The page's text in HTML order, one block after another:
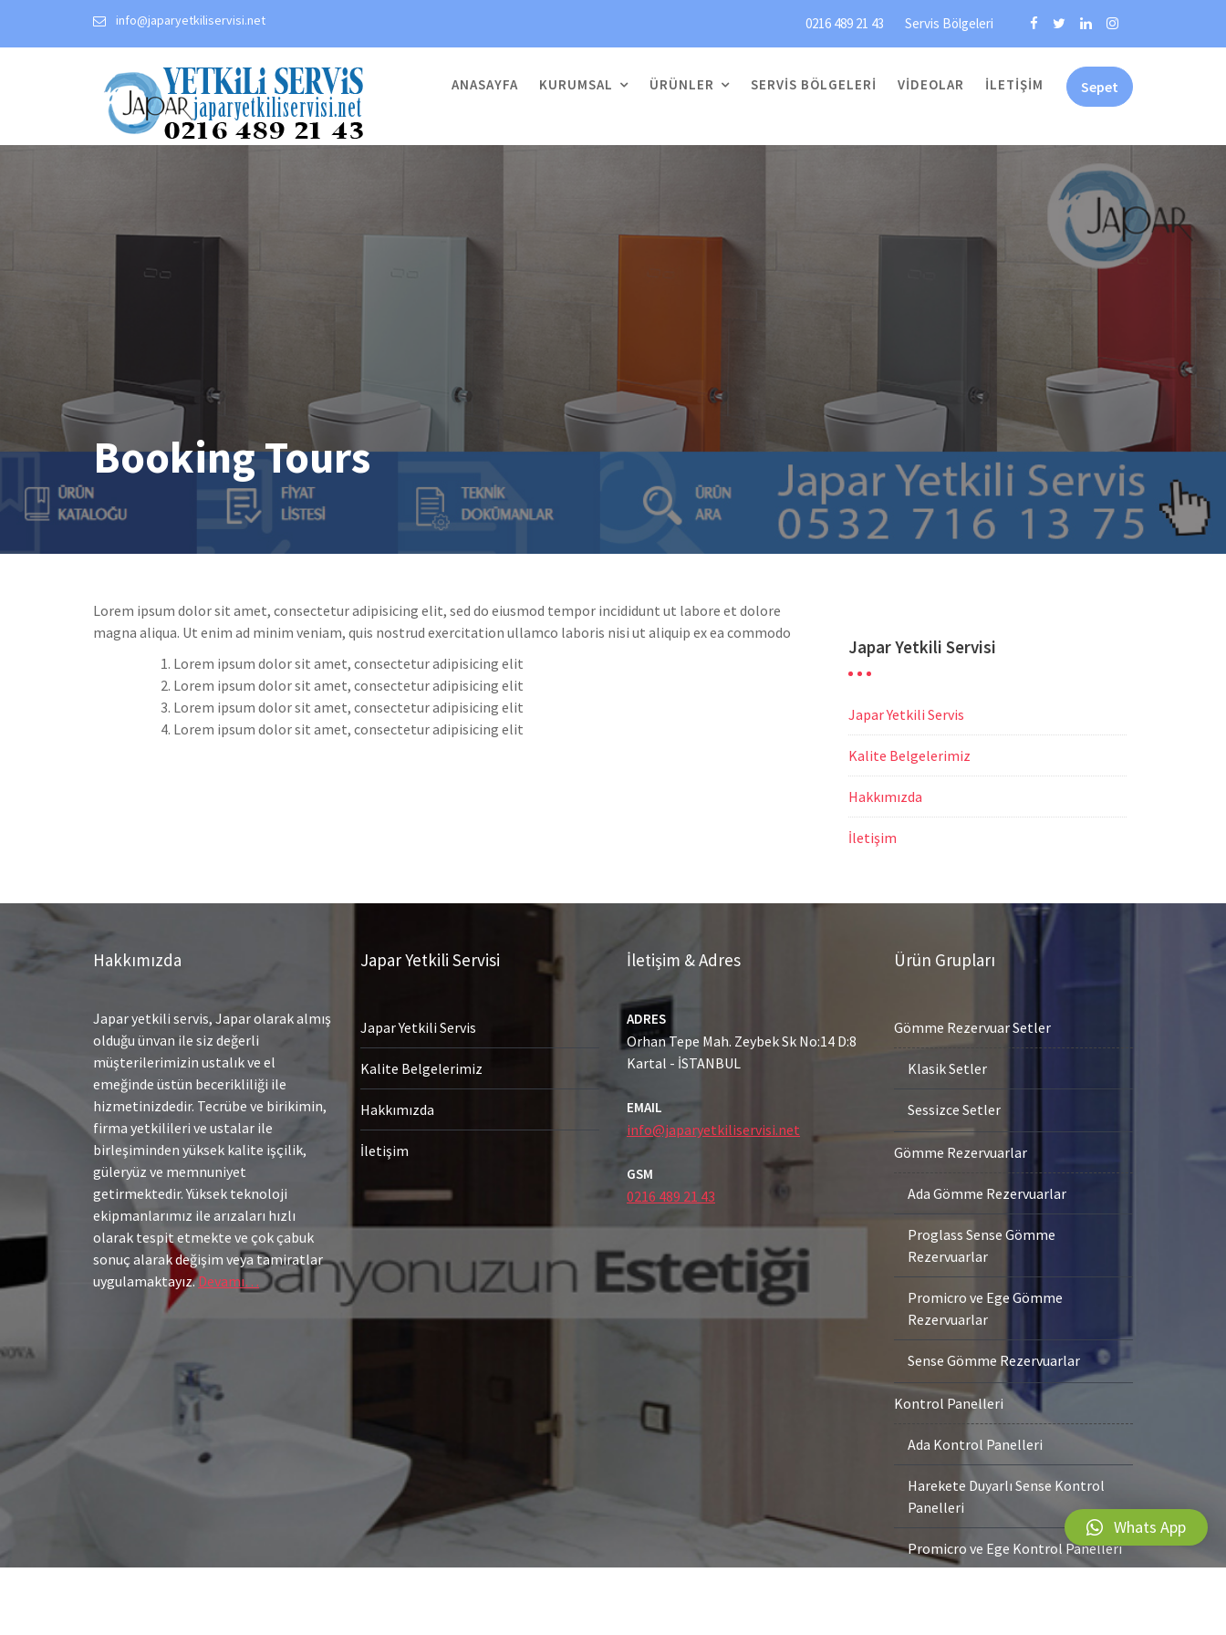
info@japaryetkiliservisi.net 0216 489 21 43 Servis Bölgeleri
Sepet
ANASAYFA KURUMSAL ÜRÜNLER SERVIS BÖLGELERI VIDEOLAR İLETIŞIM
Booking Tours
Lorem ipsum dolor sit amet, consectetur adipisicing elit, sed do eiusmod tempor incididunt ut labore et dolore
magna aliqua. Ut enim ad minim veniam, quis nostrud exercitation ullamco laboris nisi ut aliquip ex ea commodo
Lorem ipsum dolor sit amet, consectetur adipisicing elit
Lorem ipsum dolor sit amet, consectetur adipisicing elit
Lorem ipsum dolor sit amet, consectetur adipisicing elit
Lorem ipsum dolor sit amet, consectetur adipisicing elit
Japar Yetkili Servisi
Japar Yetkili Servis
Kalite Belgelerimiz
Hakkımızda
İletişim
Hakkımızda
Japar yetkili servis, Japar olarak almış
olduğu ünvan ile siz değerli
müşterilerimizin ustalık ve el
emeğinde üstün becerikliliği ile
hizmetinizdedir. Tecrübe ve birikimin,
firma yetkilileri ve ustalar ile
birleşiminden yüksek kalite işçilik,
güleryüz ve memnuniyet
getirmektedir. Yüksek teknoloji
ekipmanlarımız ile arızaları hızlı
olarak tespit etmekte ve çok çabuk
sonuç alarak değişim veya tamiratlar
uygulamaktayız.Devamı…
Japar Yetkili Servisi
Japar Yetkili Servis
Kalite Belgelerimiz
Hakkımızda
İletişim
İletişim & Adres
ADRES
Orhan Tepe Mah. Zeybek Sk No:14 D:8
Kartal - İSTANBUL
EMAIL
info@japaryetkiliservisi.net
GSM
0216 489 21 43
Ürün Grupları
Gömme Rezervuar Setler
Klasik Setler
Sessizce Setler
Gömme Rezervuarlar
Ada Gömme Rezervuarlar
Proglass Sense Gömme
Rezervuarlar
Promicro ve Ege Gömme
Rezervuarlar
Sense Gömme Rezervuarlar
Kontrol Panelleri
Ada Kontrol Panelleri
Harekete Duyarlı Sense Kontrol
Panelleri
Promicro ve Ege Kontrol Panelleri
Whats App